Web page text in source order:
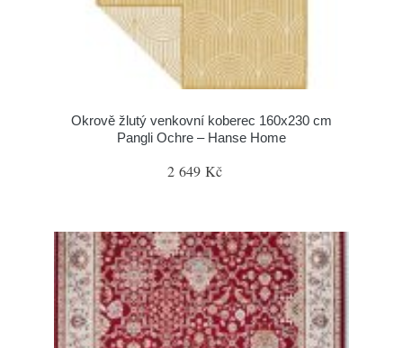
Okrově žlutý venkovní koberec 160x230 cm
Pangli Ochre – Hanse Home
2 649 Kč